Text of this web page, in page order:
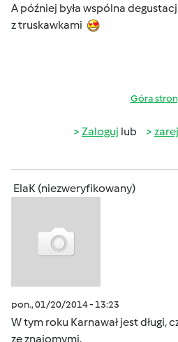
A później była wspólna
z truskawkami
Góra
Zaloguj lub
ElaK (niezweryfikowany)
pon., 01/20/2014 - 13:23
W tym roku Karnawał jest długi,
ze znajomymi.